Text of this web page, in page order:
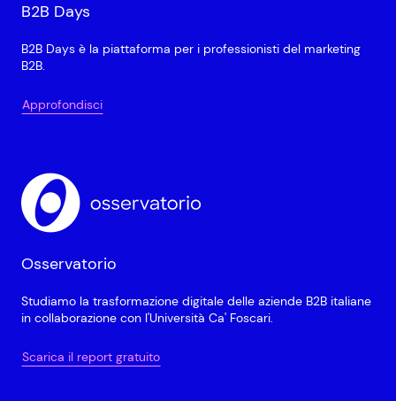
B2B Days
B2B Days è la piattaforma per i professionisti del marketing
B2B.
Approfondisci
Osservatorio
Studiamo la trasformazione digitale delle aziende B2B italiane
in collaborazione con l'Università Ca' Foscari.
Scarica il report gratuito